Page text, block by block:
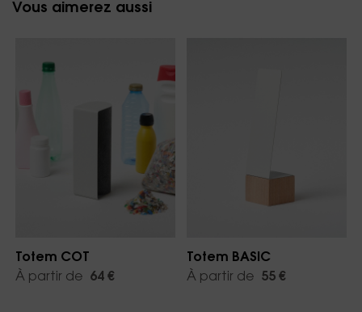
Vous aimerez aussi
Totem COT
À partir de
64 €
Totem BASIC
À partir de
55 €